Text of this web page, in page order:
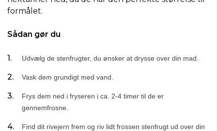
formålet.
Sådan gør du
Udvælg de stenfrugter, du ønsker at drysse over din mad.
Vask dem grundigt med vand.
Frys dem ned i fryseren i ca. 2-4 timer til de er
gennemfrosne.
Find dit rivejern frem og riv lidt frossen stenfrugt ud over din